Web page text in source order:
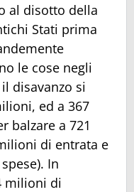
al disotto della
Stati prima
le cose negli
disavanzo si
ed a 367
balzare a 721
di entrata e
In
milioni di